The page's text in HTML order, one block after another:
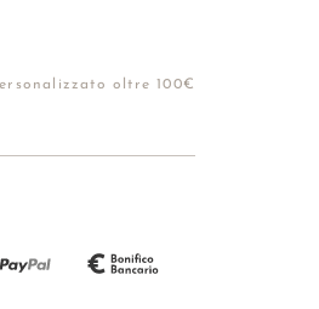
oltre 100€